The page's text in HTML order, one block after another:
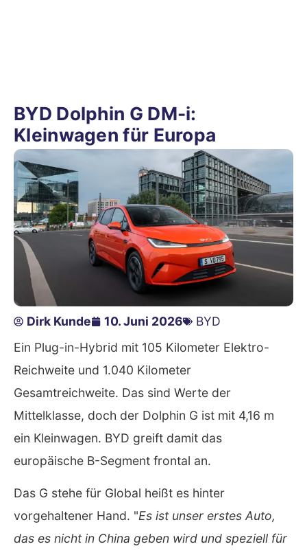
BYD Dolphin G DM-i:
Kleinwagen für Europa
Dirk Kunde 10. Juni 2026
BYD
Ein Plug-in-Hybrid mit 105 Kilometer Elektro-
Reichweite und 1.040 Kilometer
Gesamtreichweite. Das sind Werte der
Mittelklasse, doch der Dolphin G ist mit 4,16 m
ein Kleinwagen. BYD greift damit das
europäische B-Segment frontal an.
Das G stehe für Global heißt es hinter
vorgehaltener Hand. "Es ist unser erstes Auto,
das es nicht in China geben wird und speziell für